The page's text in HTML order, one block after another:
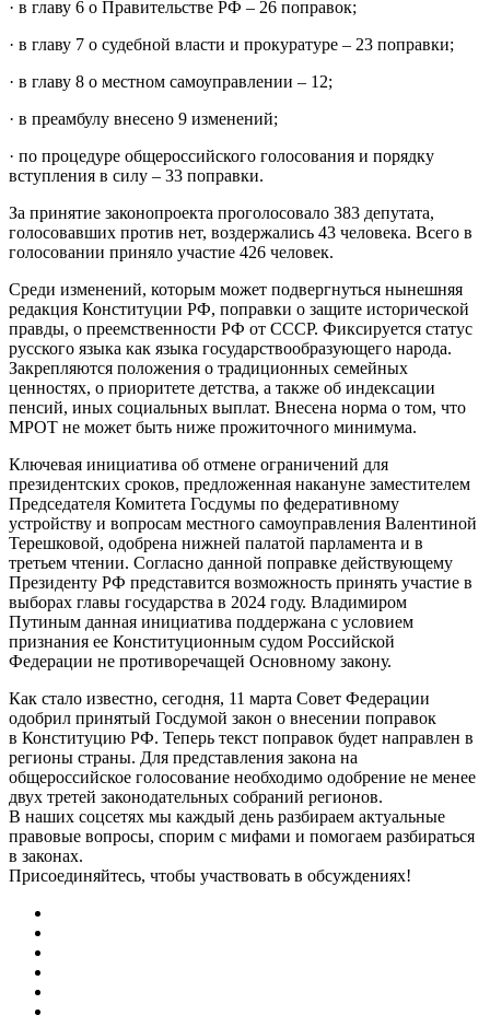
· в главу 6 о Правительстве РФ – 26 поправок;
· в главу 7 о судебной власти и прокуратуре – 23 поправки;
· в главу 8 о местном самоуправлении – 12;
· в преамбулу внесено 9 изменений;
· по процедуре общероссийского голосования и порядку
вступления в силу – 33 поправки.
За принятие законопроекта проголосовало 383 депутата,
голосовавших против нет, воздержались 43 человека. Всего в
голосовании приняло участие 426 человек.
Среди изменений, которым может подвергнуться нынешняя
редакция Конституции РФ, поправки о защите исторической
правды, о преемственности РФ от СССР. Фиксируется статус
русского языка как языка государствообразующего народа.
Закрепляются положения о традиционных семейных
ценностях, о приоритете детства, а также об индексации
пенсий, иных социальных выплат. Внесена норма о том, что
МРОТ не может быть ниже прожиточного минимума.
Ключевая инициатива об отмене ограничений для
президентских сроков, предложенная накануне заместителем
Председателя Комитета Госдумы по федеративному
устройству и вопросам местного самоуправления Валентиной
Терешковой, одобрена нижней палатой парламента и в
третьем чтении. Согласно данной поправке действующему
Президенту РФ представится возможность принять участие в
выборах главы государства в 2024 году. Владимиром
Путиным данная инициатива поддержана с условием
признания ее Конституционным судом Российской
Федерации не противоречащей Основному закону.
Как стало известно, сегодня, 11 марта Совет Федерации
одобрил принятый Госдумой закон о внесении поправок
в Конституцию РФ. Теперь текст поправок будет направлен в
регионы страны. Для представления закона на
общероссийское голосование необходимо одобрение не менее
двух третей законодательных собраний регионов.
В наших соцсетях мы каждый день разбираем актуальные
правовые вопросы, спорим с мифами и помогаем разбираться
в законах.
Присоединяйтесь, чтобы участвовать в обсуждениях!